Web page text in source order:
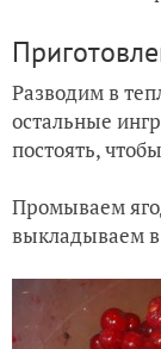
Разводим в
остальные
постоять,
Промываем
выкладываем в